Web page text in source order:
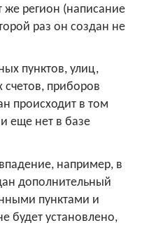
же регион (написание
раз он создан не
пунктов, улиц,
приборов
происходит в том
еще нет в базе
например, в
дополнительный
пунктами и
будет установлено,